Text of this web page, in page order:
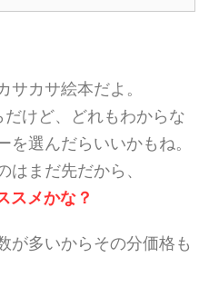
サカサ絵本だよ。
けど、どれもわからな
選んだらいいかもね。
はまだ先だから、
スメかな？
が多いからその分価格も